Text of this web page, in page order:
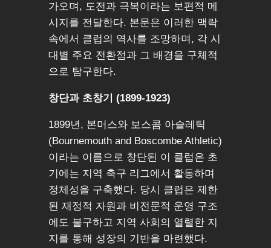
가오며, 도전과 극복이라는 보편적 메
시지를 전달한다. 본문은 이러한 맥락
속에서 클럽의 역사를 조망하며, 각 시
대별 주요 전환점과 그 배경을 구체적
으로 탐구한다.
창단과 초창기 (1899-1923)
1899년, 본머스와 보스콤 아슬레틱
(Bournemouth and Boscombe Athletic)
이라는 이름으로 창단된 이 클럽은 초
기에는 지역 축구 리그에서 활동하며
정체성을 구축했다. 당시 클럽은 제한
된 재정적 자원과 비전문적 운영 구조
에도 불구하고 지역 사회의 열렬한 지
지를 통해 성장의 기반을 마련했다.